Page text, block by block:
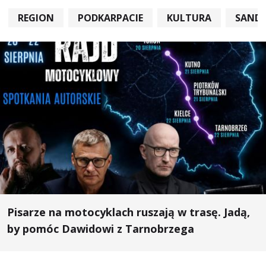
REGION PODKARPACIE KULTURA
Pisarze na motocyklach ruszają w trasę. Jadą,
by pomóc Dawidowi z Tarnobrzega